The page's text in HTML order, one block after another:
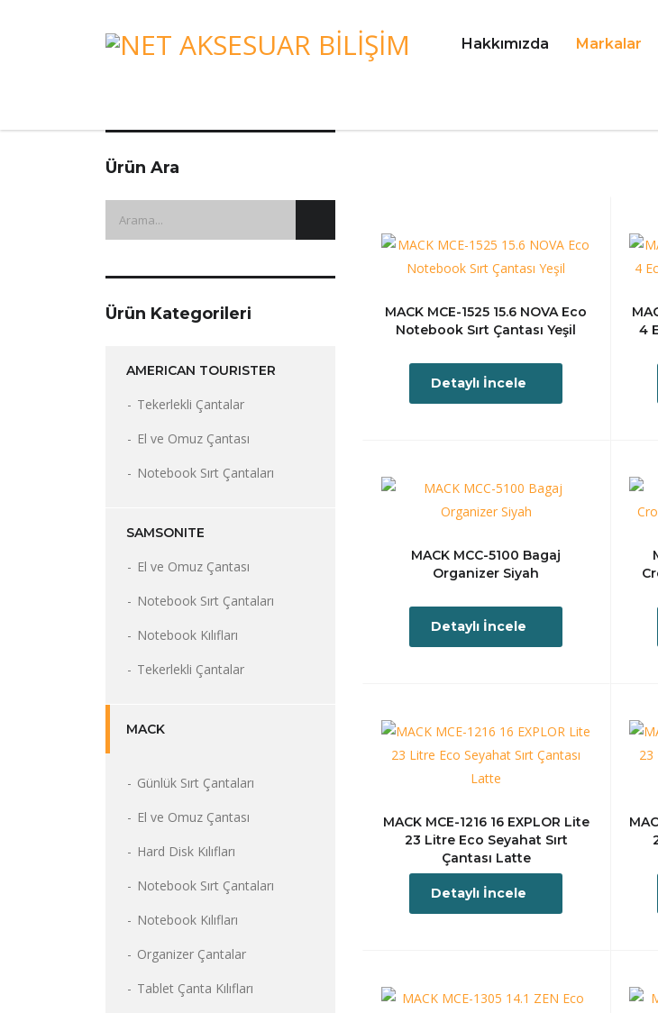
Hakkımızda Markalar
MACK MCE-1525 15.6 NOVA Eco
Notebook Sırt Çantası Yeşil
Detaylı İncele
4
MACK MCC-5100 Bagaj
Organizer Siyah
Detaylı İncele
MACK MCE-1216 16 EXPLOR Lite
23 Litre Eco Seyahat Sırt
Çantası Latte
Detaylı İncele
Ürün Ara
Ürün Kategorileri
AMERICAN TOURISTER
Tekerlekli Çantalar
El ve Omuz Çantası
Notebook Sırt Çantaları
SAMSONITE
El ve Omuz Çantası
Notebook Sırt Çantaları
Notebook Kılıfları
Tekerlekli Çantalar
MACK
Günlük Sırt Çantaları
El ve Omuz Çantası
Hard Disk Kılıfları
Notebook Sırt Çantaları
Notebook Kılıfları
Organizer Çantalar
Tablet Çanta Kılıfları